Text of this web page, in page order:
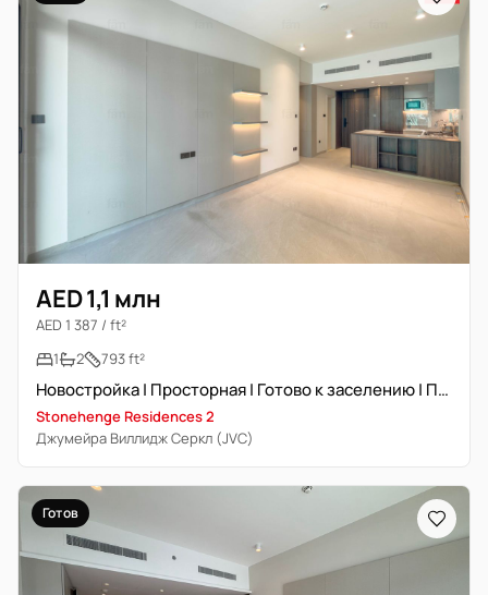
AED 1,1 млн
AED 1 387 / ft²
1
2 793 ft²
Новостройка | Просторная | Готово к заселению | Премиум
Stonehenge Residences 2
Джумейра Виллидж Серкл (JVC)
Готов